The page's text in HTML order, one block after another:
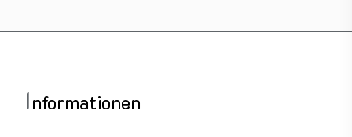
Informationen